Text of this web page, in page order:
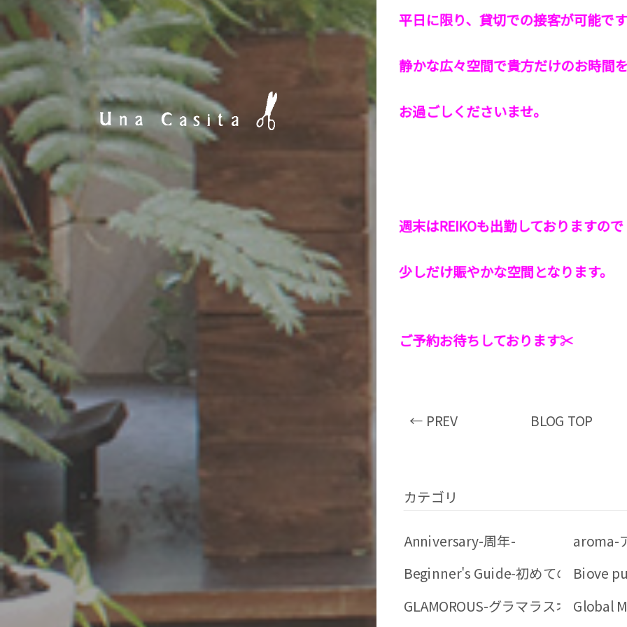
平日に限り、貸切での接客が可能で
静かな広々空間で貴方だけのお時間
お過ごしくださいませ。
週末はREIKOも出勤しておりますので
少しだけ賑やかな空間となります。
ご予約お待ちしております✂︎
← PREV BLOG TOP
カテゴリ
Anniversary-周年-
aroma-
Beginner's Guide-初めての方へ-
Biove
GLAMOROUS-グラマラスオイル-
Global